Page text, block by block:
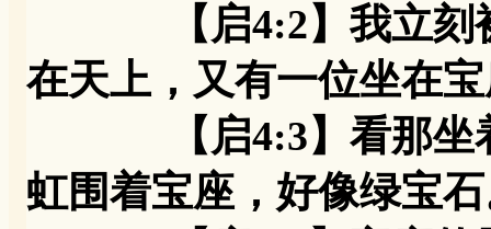
【启4:2】我立刻被
在天上，又有一位坐在
【启4:3】看那坐着
虹围着宝座，好像绿宝